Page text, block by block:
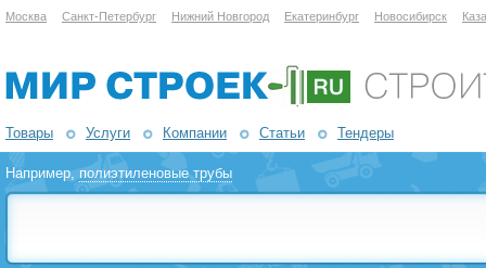
Москва Санкт-Петербург Нижний Новгород Екатеринбург Новосибирск
Товары Услуги Компании Статьи Тендеры
Например,полиэтиленовые трубы